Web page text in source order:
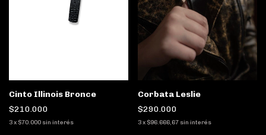
Cinto Illinois Bronce
$210.000
3x $70.000 sin interés
Corbata Leslie
$290.000
3 x $96.666,67 sin interés